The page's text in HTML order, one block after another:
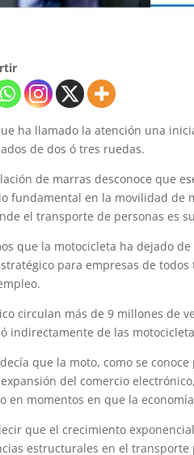
ha llamado la atención una
de dos ó tres ruedas.
de marras desconoce que
fundamental en la movilidad de
el transporte de personas es
que la motocicleta ha dejado
para empresas de
circulan más de 9 millones de
indirectamente de las
que la moto, como se
del comercio
en momentos en que la
que el crecimiento
estructurales en el